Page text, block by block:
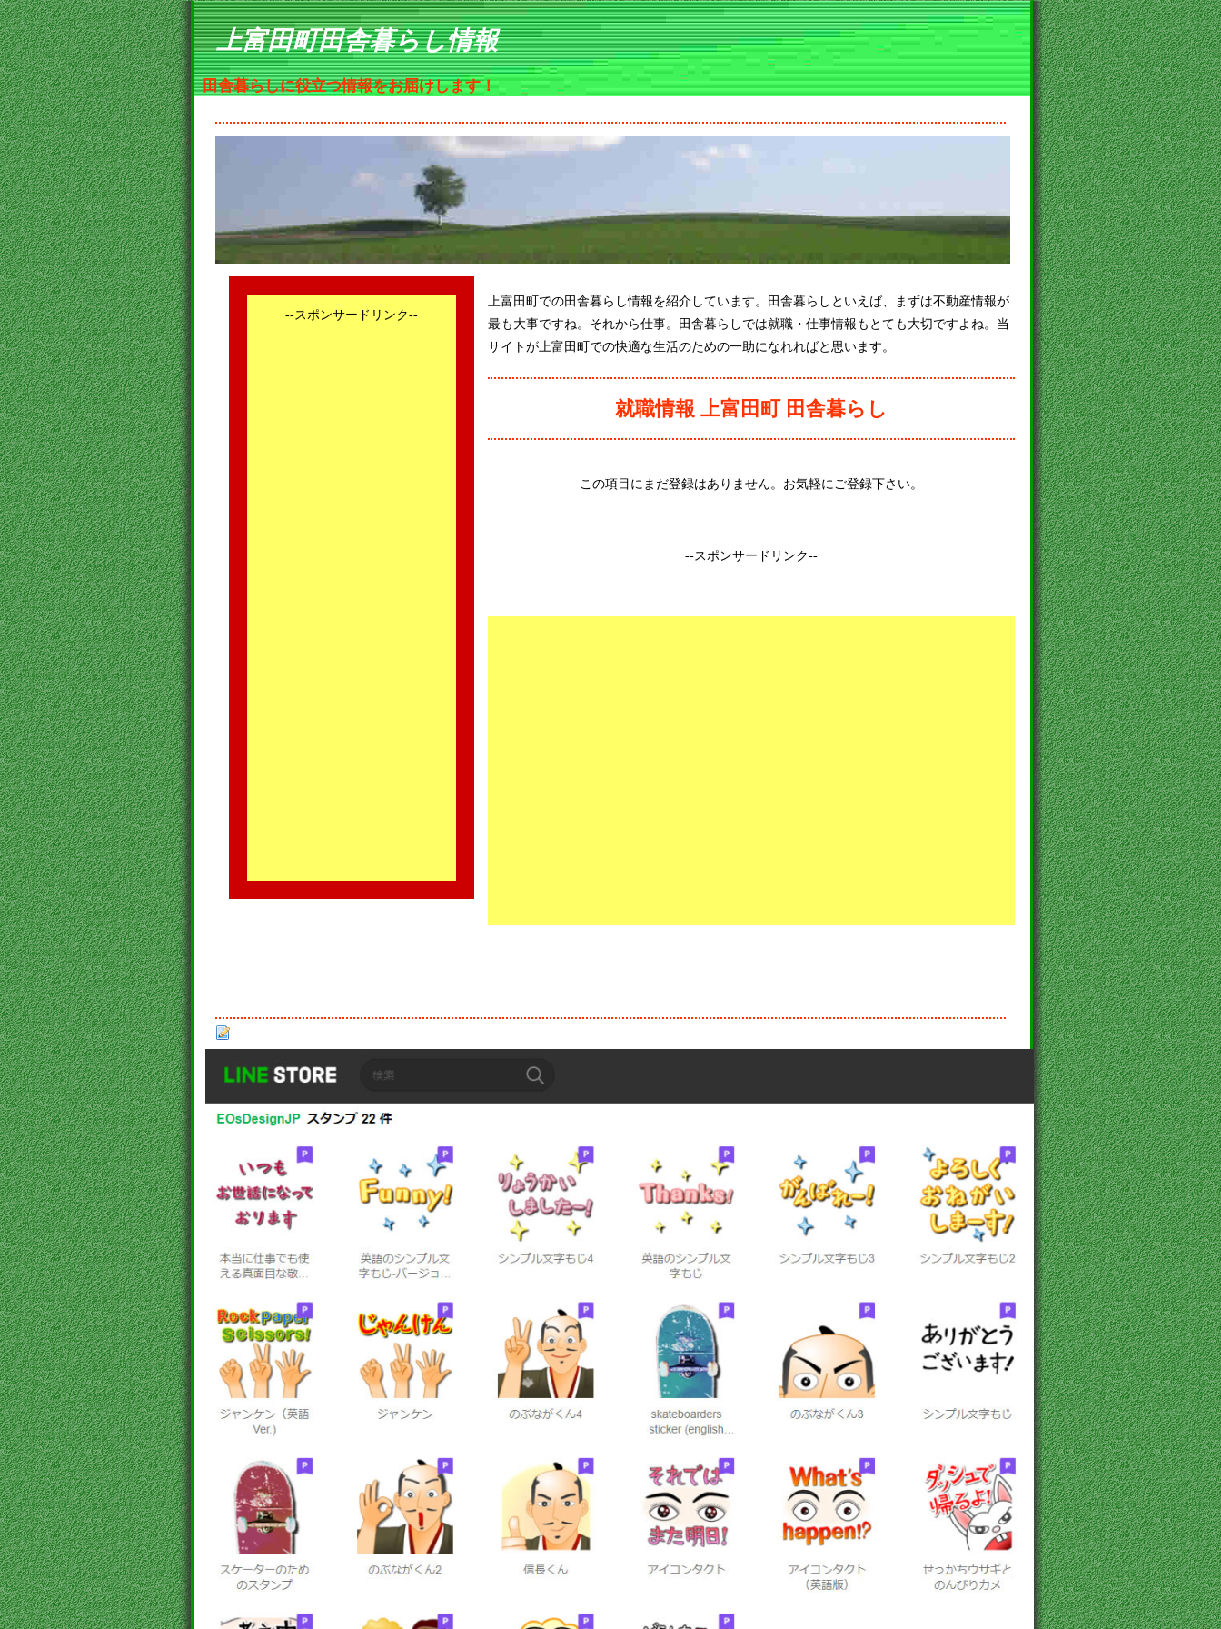
上富田町田舎暮らし情報
田舎暮らしに役立つ情報をお届けします！
--スポンサードリンク--
上富田町での田舎暮らし情報を紹介しています。田舎暮らしといえば、まずは不動産情報が
最も大事ですね。それから仕事。田舎暮らしでは就職・仕事情報もとても大切ですよね。当
サイトが上富田町での快適な生活のための一助になれればと思います。
就職情報 上富田町 田舎暮らし
この項目にまだ登録はありません。お気軽にご登録下さい。
--スポンサードリンク--